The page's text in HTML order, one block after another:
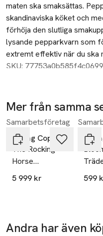
maten ska smaksättas.
skandinaviska köket och
förhöja den slutliga
lysande pepparkvarn som
extremt effektiv när du ska
gjord i en enkel design,
designen kan du mala
krydda. Pepparkvarnen kan
ställa in pepparns finhet
kan justera
slipper därför överbliven
lättare. Kvarnen är inte
högkvalitativ inredning.
Material: FCS-märkt Ek
SKU:
Mer från samma
Hoppa över bildspelet
Samarbetsföretag
Spring Copenhagen
The Rocking
Horse
Trädekoration
5 999 kr
Vas
599
Andra har även